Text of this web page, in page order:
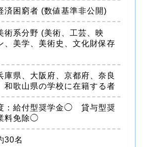
済困窮者 (数値基準非公開)
術系分野 (美術、工芸、映
、美学、美術史、文化財保存
庫県、大阪府、京都府、奈良
和歌山県の学校に在籍する者
：給付型奨学金◯ 貸与型奨
料免除◯
30名